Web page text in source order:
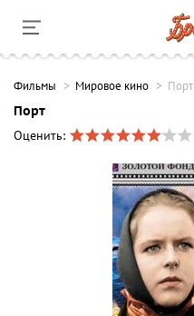
Фильмы Мировое кино Порт
Порт
Оценить: